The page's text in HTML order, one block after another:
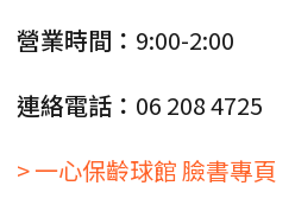
營業時間： 9:00-2:00
連絡電話： 06 208 4725
> 一心保齡球館 臉書專頁